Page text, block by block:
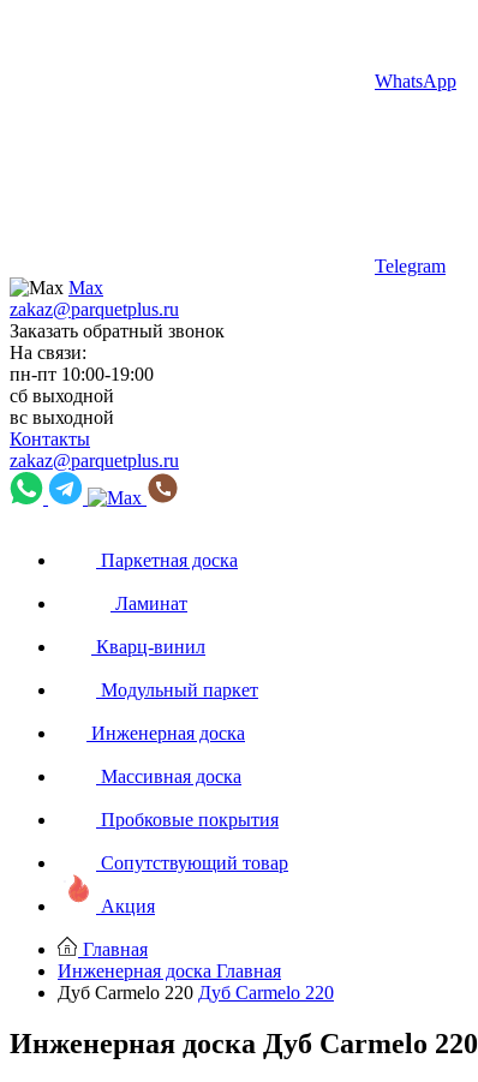
WhatsApp
Telegram
Max
zakaz@parquetplus.ru
Заказать обратный звонок
На связи:
пн-пт 10:00-19:00
сб выходной
вс выходной
Контакты
zakaz@parquetplus.ru
Паркетная доска
Ламинат
Кварц-винил
Модульный паркет
Инженерная доска
Массивная доска
Пробковые покрытия
Сопутствующий товар
Акция
Главная
Инженерная доска Главная
Дуб Carmelo 220 Дуб Carmelo 220
Инженерная доска Дуб Carmelo 220